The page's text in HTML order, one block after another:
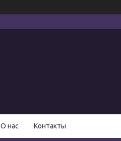
О нас Контакты